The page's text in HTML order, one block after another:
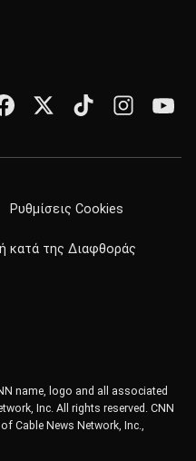
Ρυθμίσεις Cookies
κατά της Διαφθοράς
name, logo and all associated
Inc. All rights reserved. CNN
Cable News Network, Inc.,